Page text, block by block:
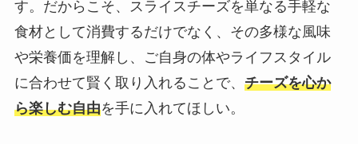
す。だからこそ、スライスチーズを単なる手軽な
食材として消費するだけでなく、その多様な風味
や栄養価を理解し、ご自身の体やライフスタイル
に合わせて賢く取り入れることで、 チーズを心か
ら楽しむ自由を手に入れてほしい。